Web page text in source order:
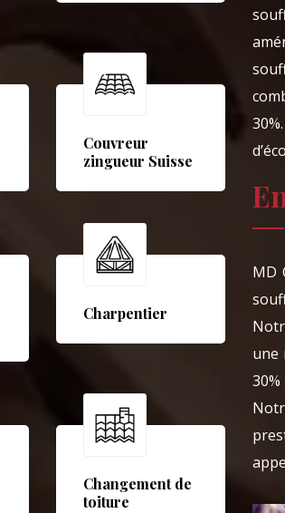
Couvreur
zingueur Suisse
Charpentier
Changement de
toiture
MD
une